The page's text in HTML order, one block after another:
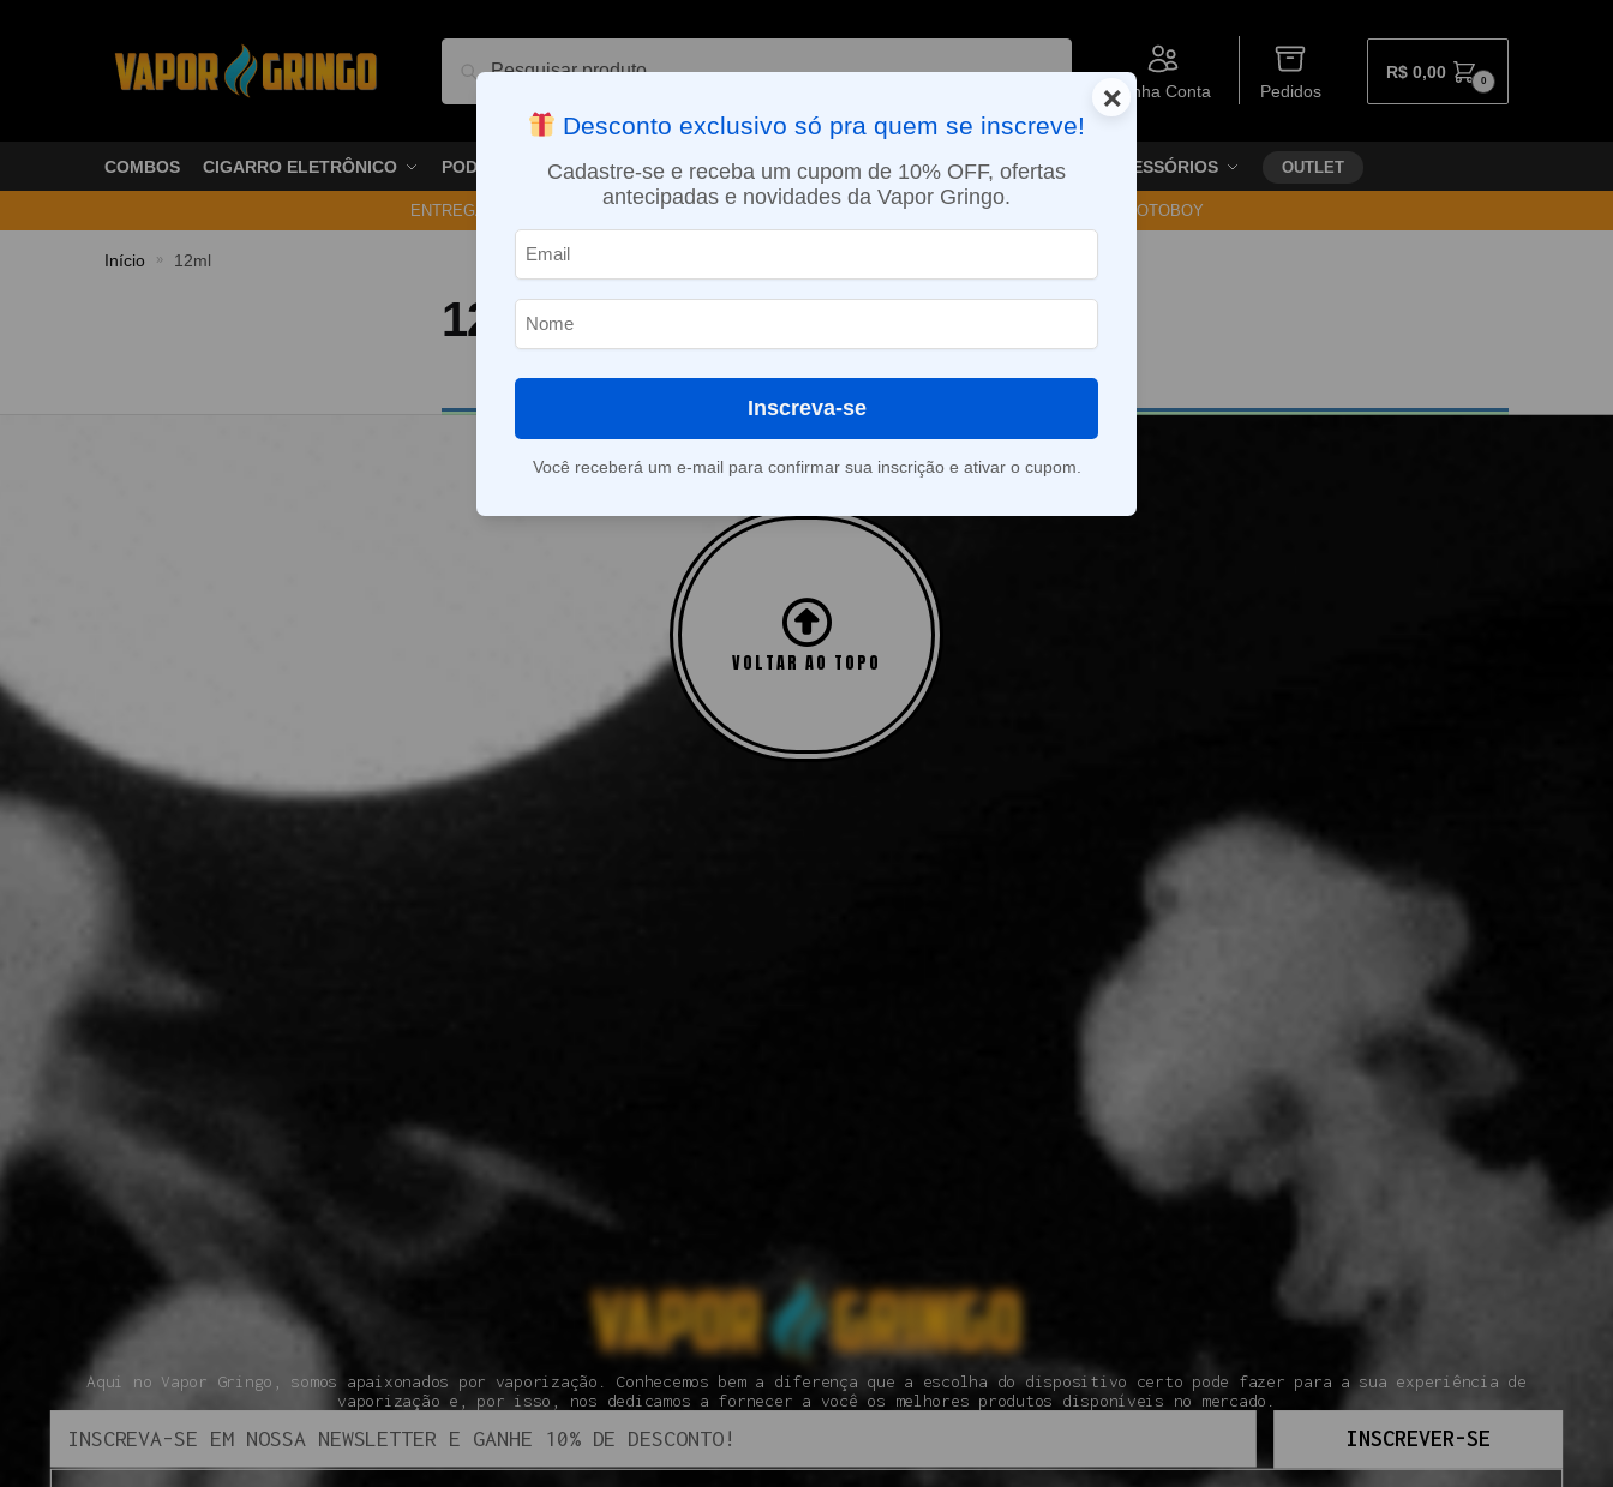
Pesquisar
Minha Conta Pedidos
R$ 0,00 0
COMBOS CIGARRO ELETRÔNICO PODS VAPORIZADOR DE ERVAS E-LIQUÍDOS NICOTINA ORAL ACESSÓRIOS OUTLET
ENTREGA NO MESMO DIA EM SÃO PAULO (SEG A SEX): PEDIDOS APROVADOS ATÉ 15:30 VIA MOTOBOY
Início » 12ml
12ml
Nenhum produto foi encontrado para a sua seleção.
VOLTAR AO TOPO
Aqui no Vapor Gringo, somos apaixonados por vaporização. Conhecemos bem a diferença que a escolha do dispositivo certo pode fazer para a sua experiência de
vaporização e, por isso, nos dedicamos a fornecer a você os melhores produtos disponíveis no mercado.
INSCREVER-SE
×
Desconto exclusivo só pra quem se inscreve!
Cadastre-se e receba um cupom de 10% OFF, ofertas
antecipadas e novidades da Vapor Gringo.
Inscreva-se
Você receberá um e-mail para confirmar sua inscrição e ativar o cupom.